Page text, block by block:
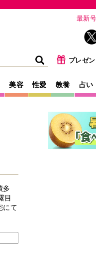
最新号
プレゼン
美容 性愛 教養 占い
多
目
にて